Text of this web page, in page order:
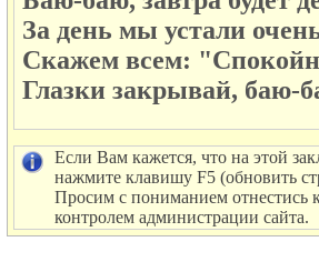
За день мы устали
Скажем всем:
Глазки закрывай, баю-
Если Вам кажется, что на этой
нажмите клавишу F5 (обновить
Просим с пониманием отнестись
контролем администрации сайта.